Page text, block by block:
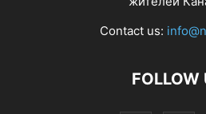
Contact us:
FOLLOW